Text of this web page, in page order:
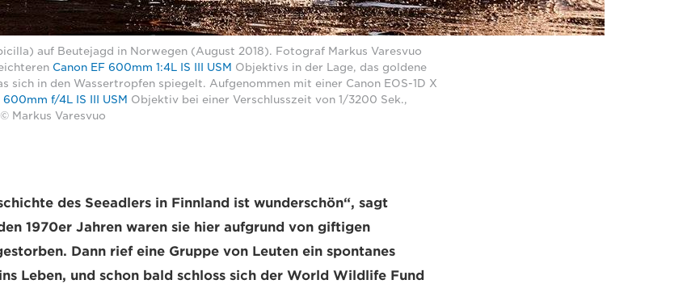
auf Beutejagd in Norwegen (August 2018). Fotograf Markus Varesvuo
Canon EF 600mm 1:4L IS III USM Objektivs in der Lage, das goldene
sich in den Wassertropfen spiegelt. Aufgenommen mit einer Canon EOS-1D X
600mm f/4L IS III USM Objektiv bei einer Verschlusszeit von 1/3200 Sek.,
Markus Varesvuo
des Seeadlers in Finnland ist wunderschön“, sagt
1970er Jahren waren sie hier aufgrund von giftigen
Dann rief eine Gruppe von Leuten ein spontanes
Leben, und schon bald schloss sich der World Wildlife Fund